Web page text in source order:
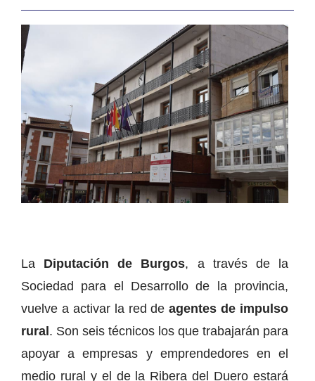
La Diputación de Burgos, a través de la
Sociedad para el Desarrollo de la provincia,
vuelve a activar la red deagentes de impulso
rural. Son seis técnicos los que trabajarán para
apoyar a empresas y emprendedores en el
medio rural y el de la Ribera del Duero estará